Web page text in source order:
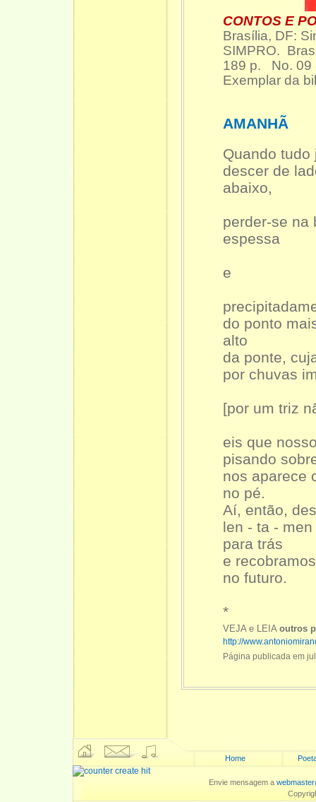
CONTOS E
Brasília, DF:
SIMPRO.
189 p. No. 09
Exemplar da
AMANHÃ
Quando
descer de
abaixo,
perder-se na
espessa
e
do ponto
alto
da ponte,
por chuvas
[por um triz
eis que
pisando
nos aparece
no pé.
Aí, então,
len - ta - men
para trás
e
no futuro.
*
VEJA e LEIAoutros
http://
Página publicada em
Home
Envie mensagem a